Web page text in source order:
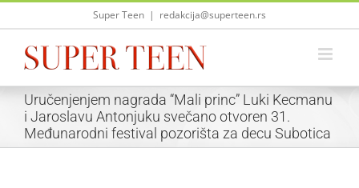
Skip
Super Teen | redakcija@superteen.rs
Uručenjenjem nagrada “Mali princ” Luki Kecmanu
i Jaroslavu Antonjuku svečano otvoren 31.
Međunarodni festival pozorišta za decu Subotica